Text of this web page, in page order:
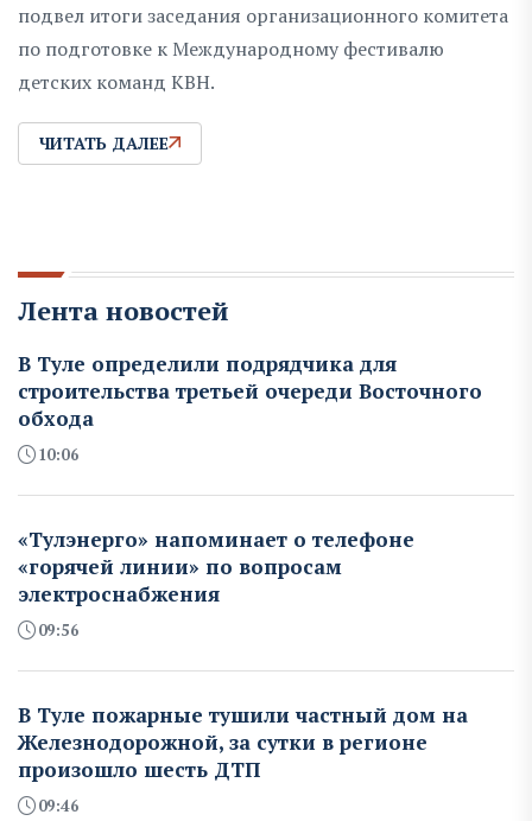
подвел итоги заседания организационного комитета
по подготовке к Международному фестивалю
детских команд КВН.
ЧИТАТЬ ДАЛЕЕ
Лента новостей
В Туле определили подрядчика для
строительства третьей очереди Восточного
обхода
10:06
«Тулэнерго» напоминает о телефоне
«горячей линии» по вопросам
электроснабжения
09:56
В Туле пожарные тушили частный дом на
Железнодорожной, за сутки в регионе
произошло шесть ДТП
09:46